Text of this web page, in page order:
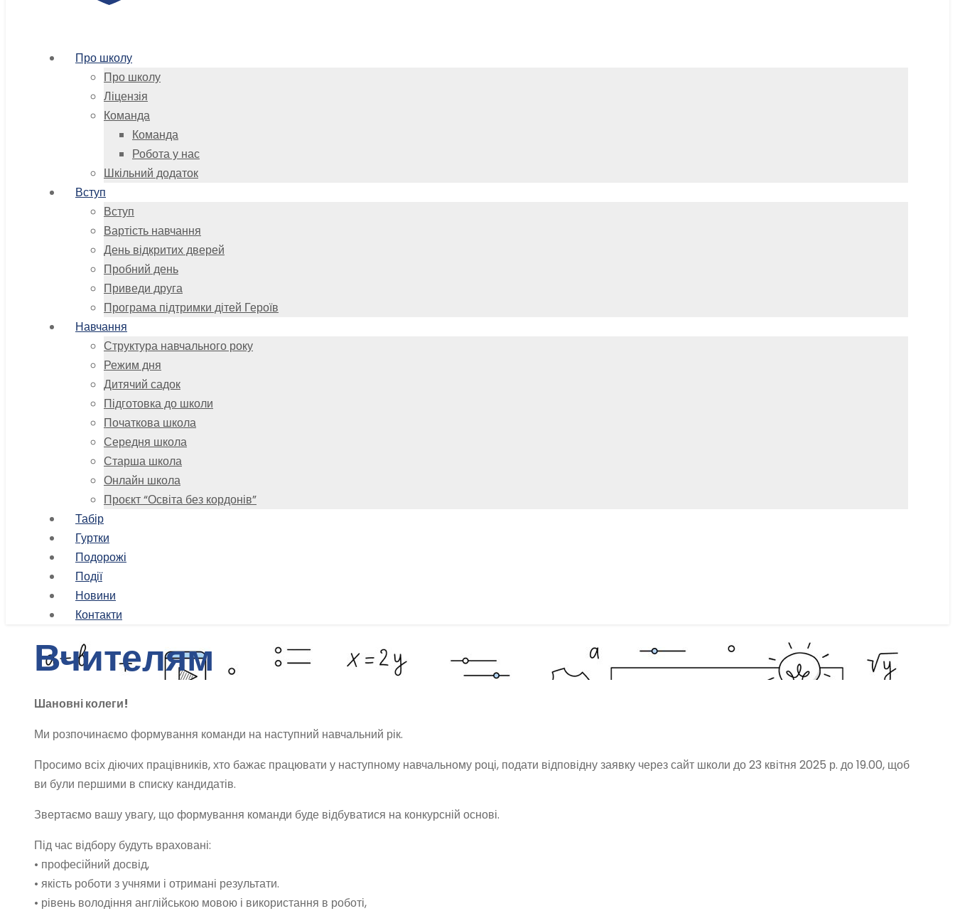
Про школу
Про школу
Ліцензія
Команда
Команда
Робота у нас
Шкільний додаток
Вступ
Вступ
Вартість навчання
День відкритих дверей
Пробний день
Приведи друга
Програма підтримки дітей Героїв
Навчання
Структура навчального року
Режим дня
Дитячий садок
Підготовка до школи
Початкова школа
Середня школа
Старша школа
Онлайн школа
Проєкт “Освіта без кордонів”
Табір
Гуртки
Подорожі
Події
Новини
Контакти
Вчителям
Шановні колеги!
Ми розпочинаємо формування команди на наступний навчальний рік.
Просимо всіх діючих працівників, хто бажає працювати у наступному навчальному році, подати відповідну заявку через сайт школи до 23 квітня 2025 р. до 19.00, щоб
ви були першими в списку кандидатів.
Звертаємо вашу увагу, що формування команди буде відбуватися на конкурсній основі.
Під час відбору будуть враховані:
• професійний досвід,
• якість роботи з учнями і отримані результати.
• рівень володіння англійською мовою і використання в роботі,